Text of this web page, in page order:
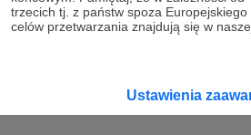
trzecich tj. z państw spoza
celów przetwarzania znajdują się w
Ustawienia